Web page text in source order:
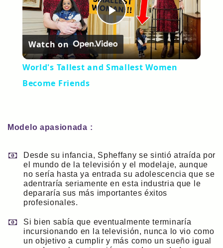
Play
Video
Watch on
World's Tallest and Smallest Women
Become Friends
Modelo apasionada :
Desde su infancia, Spheffany se sintió atraída por
el mundo de la televisión y el modelaje, aunque
no sería hasta ya entrada su adolescencia que se
adentraría seriamente en esta industria que le
depararía sus más importantes éxitos
profesionales.
Si bien sabía que eventualmente terminaría
incursionando en la televisión, nunca lo vio como
un objetivo a cumplir y más como un sueño igual